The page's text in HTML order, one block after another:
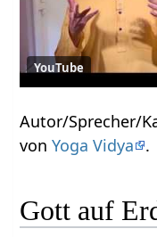
YouTube
Autor/Sprecher/
vonYoga Vidya .
Gott auf